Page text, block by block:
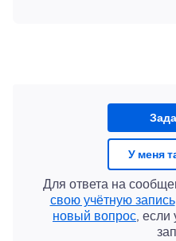
У меня
Для ответа на
свою учётную запись
новый вопрос, если